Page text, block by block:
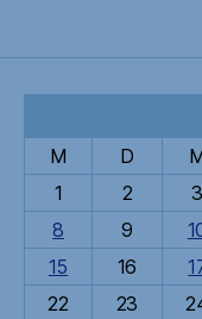
M
D
1
2 3
8
9
15
16
22
23